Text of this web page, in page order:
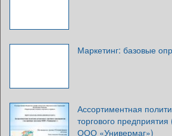
Маркетинг: базовые
Ассортиментная
торгового
ООО «Универмаг»)